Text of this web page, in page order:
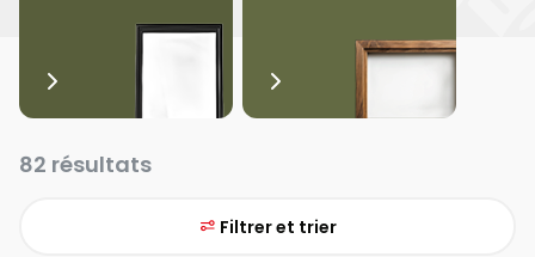
82 résultats
Filtrer et trier